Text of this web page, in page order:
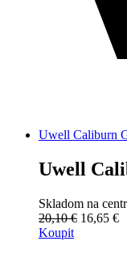
Uwell Caliburn
Uwell
Skladom na
20,10 € 16,65 €
Koupit